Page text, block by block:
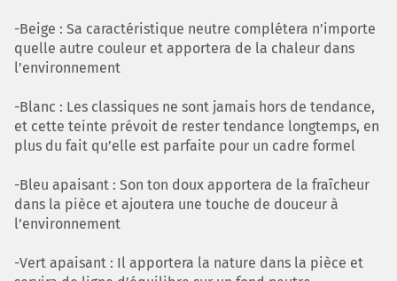
-Beige : Sa caractéristique neutre complétera n’importe
quelle autre couleur et apportera de la chaleur dans
l’environnement
-Blanc : Les classiques ne sont jamais hors de tendance,
et cette teinte prévoit de rester tendance longtemps, en
plus du fait qu’elle est parfaite pour un cadre formel
-Bleu apaisant : Son ton doux apportera de la fraîcheur
dans la pièce et ajoutera une touche de douceur à
l’environnement
-Vert apaisant : Il apportera la nature dans la pièce et